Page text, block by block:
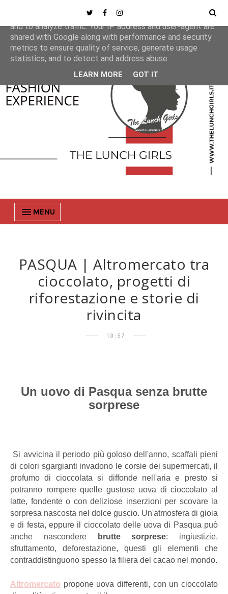
MENU
PASQUA | Altromercato tra
cioccolato, progetti di
riforestazione e storie di
rivincita
13:57
Un uovo di Pasqua senza brutte
sorprese
Si avvicina il periodo più goloso dell'anno, scaffali pieni
di colori sgargianti invadono le corsie dei supermercati, il
profumo di cioccolata si diffonde nell'aria e presto si
potranno rompere quelle gustose uova di cioccolato al
latte, fondente o con deliziose inserzioni per scovare la
sorpresa nascosta nel dolce guscio. Un'atmosfera di gioia
e di festa, eppure il cioccolato delle uova di Pasqua può
anche nascondere
brutte sorprese: ingiustizie,
sfruttamento, deforestazione, questi gli elementi che
contraddistinguono spesso la filiera del cacao nel mondo.
Altromercato propone uova differenti, con un cioccolato
This site uses cookies from Google to deliver its services
and to analyze traffic. Your IP address and user-agent are
shared with Google along with performance and security
metrics to ensure quality of service, generate usage
statistics, and to detect and address abuse.
LEARN MORE GOT IT